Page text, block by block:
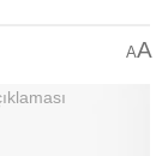
AA